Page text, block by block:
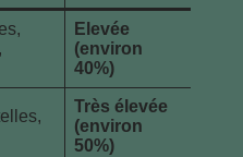
Elevée
(environ
40%)
Très élevée
(environ
50%)